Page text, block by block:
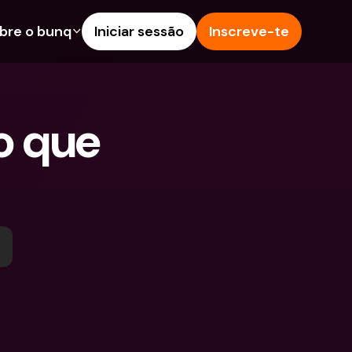
de Crédito
Estrangeiras & IBANs
o bunq
Blog
Reportar um problema
Iniciar sessão Inscreve-te
que